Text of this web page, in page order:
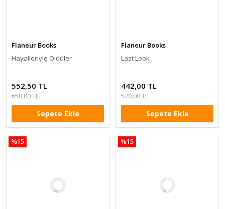
Flaneur Books
Hayalleriyle Öldüler
552,50 TL
650,00 TL
Sepete Ekle
Flaneur Books
Last Look
442,00 TL
520,00 TL
Sepete Ekle
%15 %15